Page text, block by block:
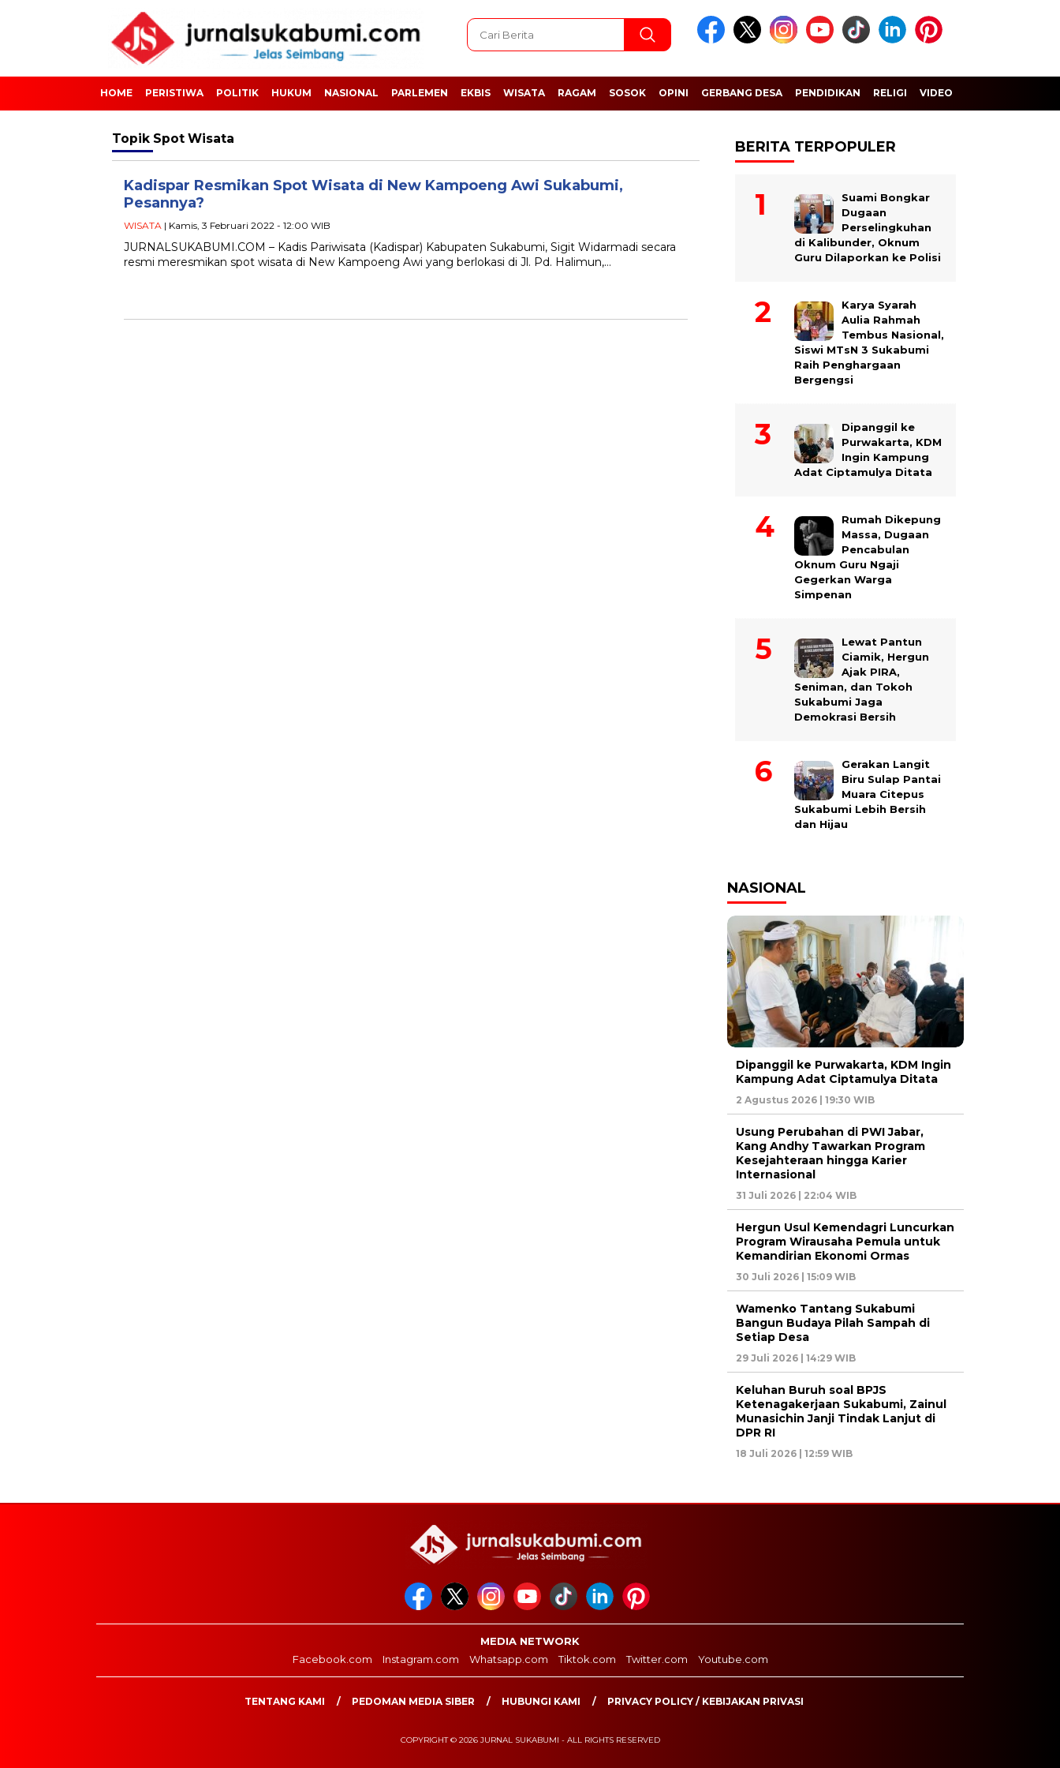
HOME PERISTIWA POLITIK HUKUM NASIONAL PARLEMEN EKBIS WISATA RAGAM SOSOK OPINI GERBANG DESA PENDIDIKAN RELIGI VIDEO
Topik Spot Wisata
Kadispar Resmikan Spot Wisata di New Kampoeng Awi Sukabumi,
Pesannya?
WISATA | Kamis, 3 Februari 2022 - 12:00 WIB
JURNALSUKABUMI.COM – Kadis Pariwisata (Kadispar) Kabupaten Sukabumi, Sigit Widarmadi secara
resmi meresmikan spot wisata di New Kampoeng Awi yang berlokasi di Jl. Pd. Halimun,…
BERITA TERPOPULER
Suami Bongkar
Dugaan
Perselingkuhan
di Kalibunder, Oknum
Guru Dilaporkan ke Polisi
Karya Syarah
Aulia Rahmah
Tembus Nasional,
Siswi MTsN 3 Sukabumi
Raih Penghargaan
Bergengsi
Dipanggil ke
Purwakarta, KDM
Ingin Kampung
Adat Ciptamulya Ditata
Rumah Dikepung
Massa, Dugaan
Pencabulan
Oknum Guru Ngaji
Gegerkan Warga
Simpenan
Lewat Pantun
Ciamik, Hergun
Ajak PIRA,
Seniman, dan Tokoh
Sukabumi Jaga
Demokrasi Bersih
Gerakan Langit
Biru Sulap Pantai
Muara Citepus
Sukabumi Lebih Bersih
dan Hijau
NASIONAL
Dipanggil ke Purwakarta, KDM Ingin
Kampung Adat Ciptamulya Ditata
2 Agustus 2026 | 19:30 WIB
Usung Perubahan di PWI Jabar,
Kang Andhy Tawarkan Program
Kesejahteraan hingga Karier
Internasional
31 Juli 2026 | 22:04 WIB
Hergun Usul Kemendagri Luncurkan
Program Wirausaha Pemula untuk
Kemandirian Ekonomi Ormas
30 Juli 2026 | 15:09 WIB
Wamenko Tantang Sukabumi
Bangun Budaya Pilah Sampah di
Setiap Desa
29 Juli 2026 | 14:29 WIB
Keluhan Buruh soal BPJS
Ketenagakerjaan Sukabumi, Zainul
Munasichin Janji Tindak Lanjut di
DPR RI
18 Juli 2026 | 12:59 WIB
MEDIA NETWORK
Facebook.com
Instagram.com Whatsapp.com Tiktok.com Twitter.com Youtube.com
TENTANG KAMI PEDOMAN MEDIA SIBER HUBUNGI KAMI PRIVACY POLICY / KEBIJAKAN PRIVASI
COPYRIGHT © 2026 JURNAL SUKABUMI - ALL RIGHTS RESERVED